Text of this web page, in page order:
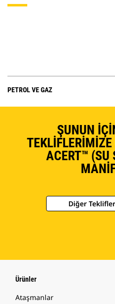
PETROL VE GAZ
ŞUNUN
ACERT™ (SU
Diğer
Ürünler
Ataşmanlar